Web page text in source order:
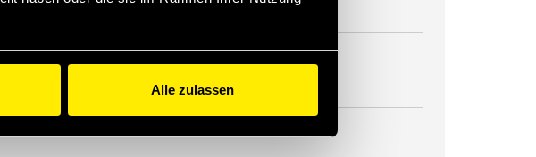
Alle zulassen
183,2 3 3
3